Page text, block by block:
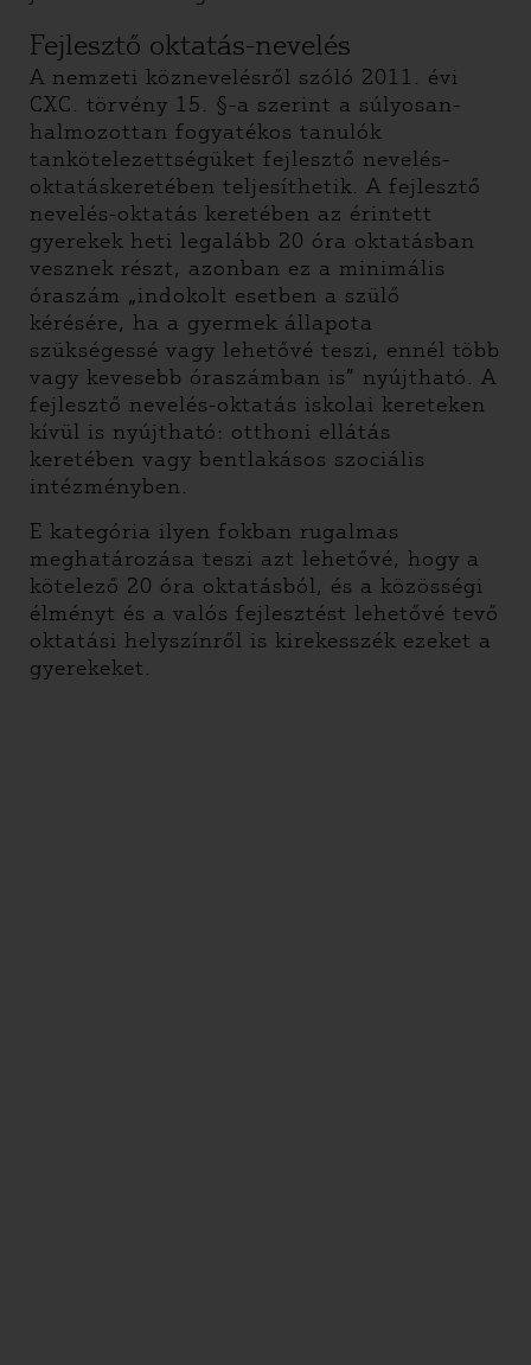
Fejlesztő oktatás-nevelés
A nemzeti köznevelésről szóló 2011. évi
CXC. törvény 15. §-a szerint a súlyosan-
halmozottan fogyatékos tanulók
tankötelezettségüket fejlesztő nevelés-
oktatáskeretében teljesíthetik. A fejlesztő
nevelés-oktatás keretében az érintett
gyerekek heti legalább 20 óra oktatásban
vesznek részt, azonban ez a minimális
óraszám „indokolt esetben a szülő
kérésére, ha a gyermek állapota
szükségessé vagy lehetővé teszi, ennél több
vagy kevesebb óraszámban is” nyújtható. A
fejlesztő nevelés-oktatás iskolai kereteken
kívül is nyújtható: otthoni ellátás
keretében vagy bentlakásos szociális
intézményben.
E kategória ilyen fokban rugalmas
meghatározása teszi azt lehetővé, hogy a
kötelező 20 óra oktatásból, és a közösségi
élményt és a valós fejlesztést lehetővé tevő
oktatási helyszínről is kirekesszék ezeket a
gyerekeket.